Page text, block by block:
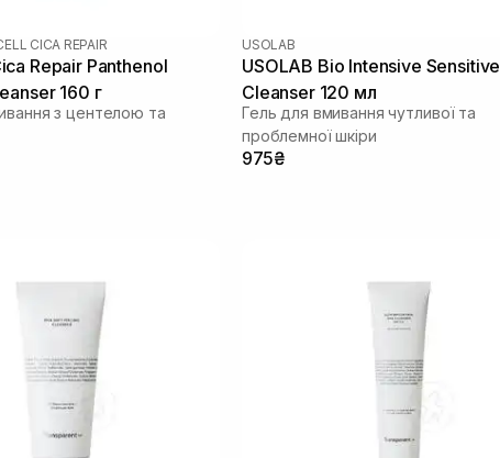
CICA REPAIR
Repair Panthenol
160 г
з центелою та
USOLAB
USOLAB Bio Intensive Sensitive
Cleanser 120 мл
Гель для вмивання чутливої та
проблемної шкіри
975₴